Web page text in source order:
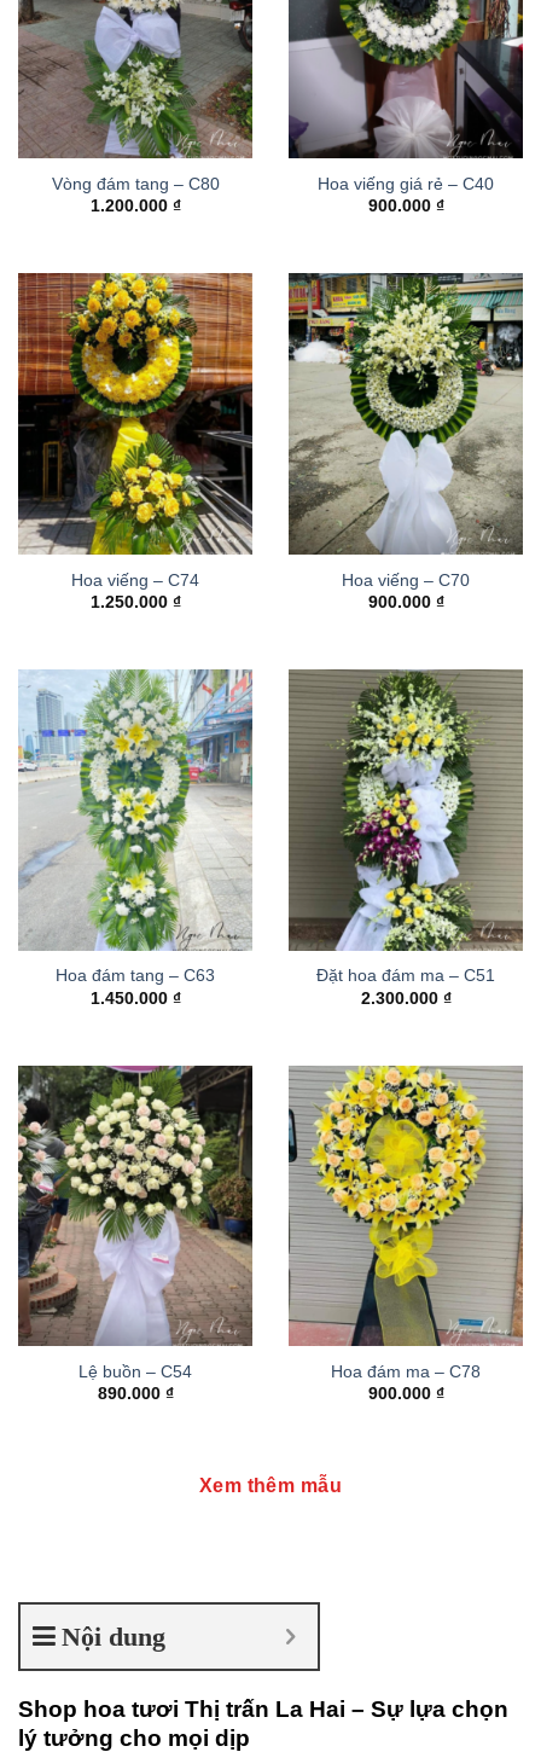
Vòng đám tang – C80
1.200.000 ₫
Hoa viếng giá rẻ – C40
900.000 ₫
Hoa viếng – C74
1.250.000 ₫
Hoa viếng – C70
900.000 ₫
Hoa đám tang – C63
1.450.000 ₫
Đặt hoa đám ma – C51
2.300.000 ₫
Lệ buồn – C54
890.000 ₫
Hoa đám ma – C78
900.000 ₫
Xem thêm mẫu
Nội dung
Shop hoa tươi Thị trấn La Hai – Sự lựa chọn
lý tưởng cho mọi dịp